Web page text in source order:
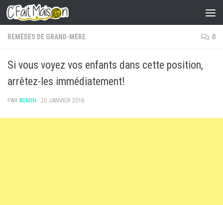
Skip to content
REMÈDES DE GRAND-MÈRE 0
Si vous voyez vos enfants dans cette position,
arrêtez-les immédiatement!
PAR ADMIN · 20 JANVIER 2016